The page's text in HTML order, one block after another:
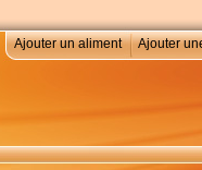
Ajouter un aliment Ajouter